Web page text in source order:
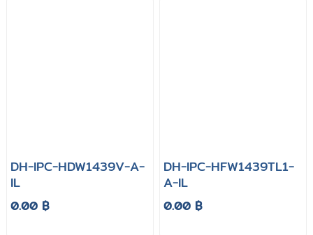
DH-IPC-HDW1439V-A-
IL
0.00 ฿
DH-IPC-HFW1439TL1-
A-IL
0.00 ฿